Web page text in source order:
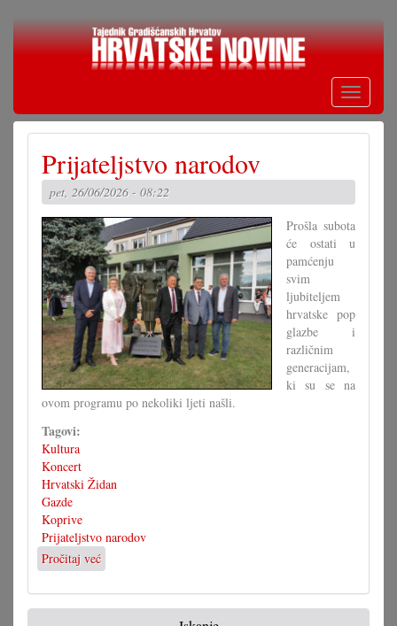
Skoči
Toggle
Prijateljstvo narodov
pet, 26/06/2026 - 08:22
Prošla subota
će ostati u
pamćenju
svim
ljubiteljem
hrvatske pop
glazbe i
različnim
generacijam,
ki su se na
ovom programu po nekoliki ljeti našli.
Tagovi:
Kultura
Koncert
Hrvatski Židan
Gazde
Koprive
Prijateljstvo narodov
Pročitaj već
Prijateljstvo
narodov